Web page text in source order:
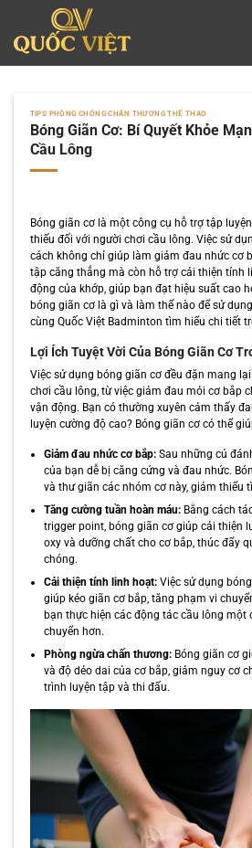
nội
dung
TIPS PHÒNG CHỐNG CHẤN THƯƠNG THỂ THAO
Bóng Giãn Cơ: Bí Quyết Khỏe
Cầu Lông
Bóng giãn cơ là một công cụ hỗ trợ tập
thiếu đối với người chơi cầu lông. Việc sử
cách không chỉ giúp làm giảm đau nhức cơ
tập căng thẳng mà còn hỗ trợ cải thiện tính
động của khớp, giúp bạn đạt hiệu suất cao
bóng giãn cơ là gì và làm thế nào để sử
cùng Quốc Việt Badminton tìm hiểu chi tiết
Lợi Ích Tuyệt Vời Của Bóng Giãn Cơ
Việc sử dụng bóng giãn cơ đều đặn mang
chơi cầu lông, từ việc giảm đau mỏi cơ bắp
vận động. Bạn có thường xuyên cảm thấy
luyện cường độ cao? Bóng giãn cơ có thể
Giảm đau nhức cơ bắp:Sau những cú
của bạn dễ bị căng cứng và đau nhức.
và thư giãn các nhóm cơ này, giảm thiểu
Tăng cường tuần hoàn máu:Bằng cách
trigger point, bóng giãn cơ giúp cải thiện
oxy và dưỡng chất cho cơ bắp, thúc đẩy
chóng.
Cải thiện tính linh hoạt:Việc sử dụng
giúp kéo giãn cơ bắp, tăng phạm vi
bạn thực hiện các động tác cầu lông một
chuyển hơn.
Phòng ngừa chấn thương:Bóng giãn cơ
và độ dẻo dai của cơ bắp, giảm nguy cơ
trình luyện tập và thi đấu.